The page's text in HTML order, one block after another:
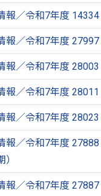
報／令和7年度
報／令和7年度
報／令和7年度
報／令和7年度
報／令和7年度
報／令和7年度
）
報／令和7年度